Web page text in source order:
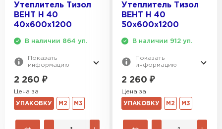
Утеплитель Тизол
ВЕНТ Н 40
40х600х1200
В наличии 864 уп.
Показать
информацию
2 260 ₽
Цена за
УПАКОВКУ М2 М3
Утеплитель Тизол
ВЕНТ Н 40
50х600х1200
В наличии 912 уп.
Показать
информацию
2 260 ₽
Цена за
УПАКОВКУ М2 М3